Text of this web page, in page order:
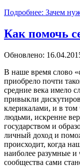
Подробнее: Зачем
Как помочь
Обновлено:
В наше время слово
приобрело почти
средние века имело
привыкли
клерикалами, и в том
людьми, искренне
государством и
личный доход и
происходит, когда
наиболее разумные и
сообщества сами